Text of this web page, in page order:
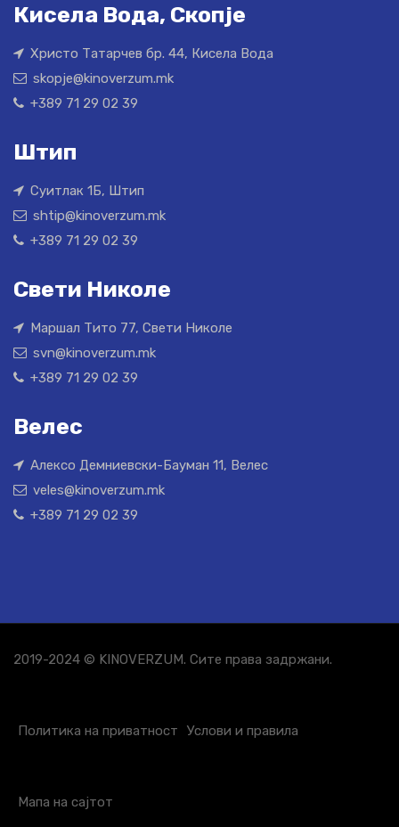
Кисела Вода, Скопје
Христо Татарчев бр. 44, Кисела Вода
skopje@kinoverzum.mk
+389 71 29 02 39
Штип
Суитлак 1Б, Штип
shtip@kinoverzum.mk
+389 71 29 02 39
Свети Николе
Маршал Тито 77, Свети Николе
svn@kinoverzum.mk
+389 71 29 02 39
Велес
Алексо Демниевски-Бауман 11, Велес
veles@kinoverzum.mk
+389 71 29 02 39
2019-2024 © KINOVERZUM. Сите права задржани.
Политика на приватност Услови и правила
Мапа на сајтот